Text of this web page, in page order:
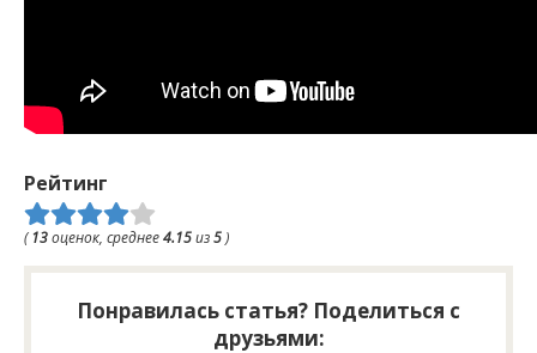
Рейтинг
(13оценок, среднее4.15из5)
Понравилась статья? Поделиться с
друзьями: